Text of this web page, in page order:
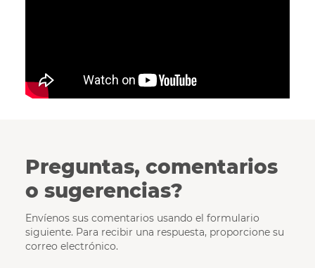
Preguntas, comentarios
o sugerencias?
Envíenos sus comentarios usando el formulario
siguiente. Para recibir una respuesta, proporcione su
correo electrónico.